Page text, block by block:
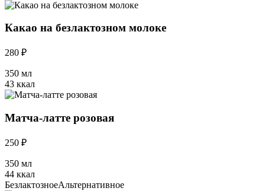
Какао на безлактозном молоке
280 ₽
350 мл
43 ккал
Матча-латте розовая
250 ₽
350 мл
44 ккал
БезлактозноеАльтернативное